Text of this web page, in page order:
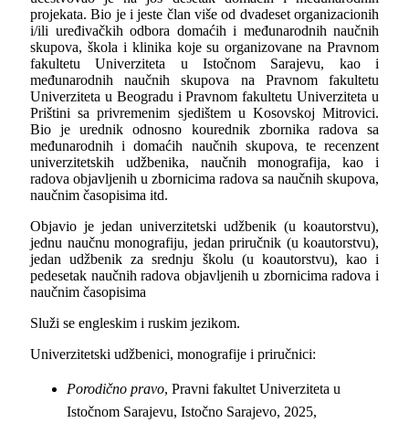
projekata. Bio je i jeste član više od dvadeset organizacionih
i/ili uređivačkih odbora domaćih i međunarodnih naučnih
skupova, škola i klinika koje su organizovane na Pravnom
fakultetu Univerziteta u Istočnom Sarajevu, kao i
međunarodnih naučnih skupova na Pravnom fakultetu
Univerziteta u Beogradu i Pravnom fakultetu Univerziteta u
Prištini sa privremenim sjedištem u Kosovskoj Mitrovici.
Bio je urednik odnosno kourednik zbornika radova sa
međunarodnih i domaćih naučnih skupova, te recenzent
univerzitetskih udžbenika, naučnih monografija, kao i
radova objavljenih u zbornicima radova sa naučnih skupova,
naučnim časopisima itd.
Objavio je jedan univerzitetski udžbenik (u koautorstvu),
jednu naučnu monografiju, jedan priručnik (u koautorstvu),
jedan udžbenik za srednju školu (u koautorstvu), kao i
pedesetak naučnih radova objavljenih u zbornicima radova i
naučnim časopisima
Služi se engleskim i ruskim jezikom.
Univerzitetski udžbenici, monografije i priručnici:
Porodično pravo, Pravni fakultet Univerziteta u
Istočnom Sarajevu, Istočno Sarajevo, 2025,